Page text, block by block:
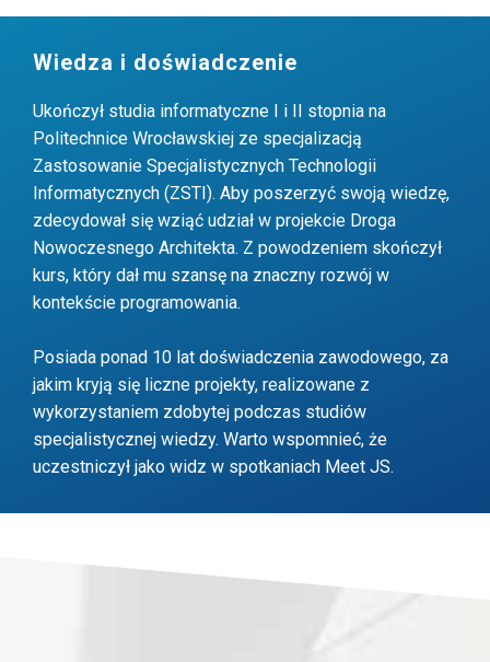
Wiedza i doświadczenie
Ukończył studia informatyczne I i II stopnia na
Politechnice Wrocławskiej ze specjalizacją
Zastosowanie Specjalistycznych Technologii
Informatycznych (ZSTI). Aby poszerzyć swoją wiedzę,
zdecydował się wziąć udział w projekcie Droga
Nowoczesnego Architekta. Z powodzeniem skończył
kurs, który dał mu szansę na znaczny rozwój w
kontekście programowania.
Posiada ponad 10 lat doświadczenia zawodowego, za
jakim kryją się liczne projekty, realizowane z
wykorzystaniem zdobytej podczas studiów
specjalistycznej wiedzy. Warto wspomnieć, że
uczestniczył jako widz w spotkaniach Meet JS.